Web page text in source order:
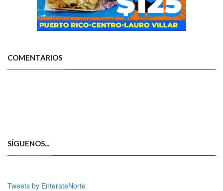
COMENTARIOS
SÍGUENOS...
Tweets by EnterateNorte